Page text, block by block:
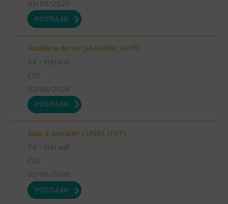
03/08/2026
POSTULER
Auxiliaire de vie JUVIGNAC (H/F)
34 - Hérault
CDI
03/08/2026
POSTULER
Aide à domicile LUNEL (H/F)
34 - Hérault
CDI
03/08/2026
POSTULER